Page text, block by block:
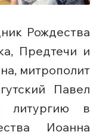
Рождества
Предтечи и
митрополит
Павел
литургию в
Иоанна